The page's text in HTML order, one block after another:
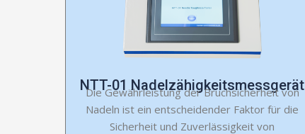
NTT-01 Nadelzähigkeitsmessgerät
Die Gewährleistung der Bruchsicherheit von
Nadeln ist ein entscheidender Faktor für die
Sicherheit und Zuverlässigkeit von